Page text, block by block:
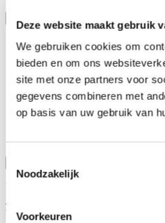
Deze website maakt gebruik
We gebruiken cookies om
bieden en om ons
site met onze partners voor
gegevens combineren met
op basis van uw gebruik van
Toestemmingsselectie
Noodzakelijk
Voorkeuren
Toon meer
Stel een vraag over dit product
Naam*
E-mail*
Wat is je vraag?*
Dit formulier wordt beschermd door
Privacybeleid van Google
toepassing.